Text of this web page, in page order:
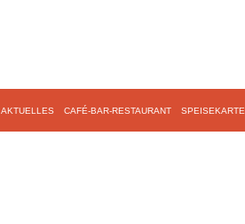
AKTUELLES CAFÉ-BAR-RESTAURANT SPEISEKARTE